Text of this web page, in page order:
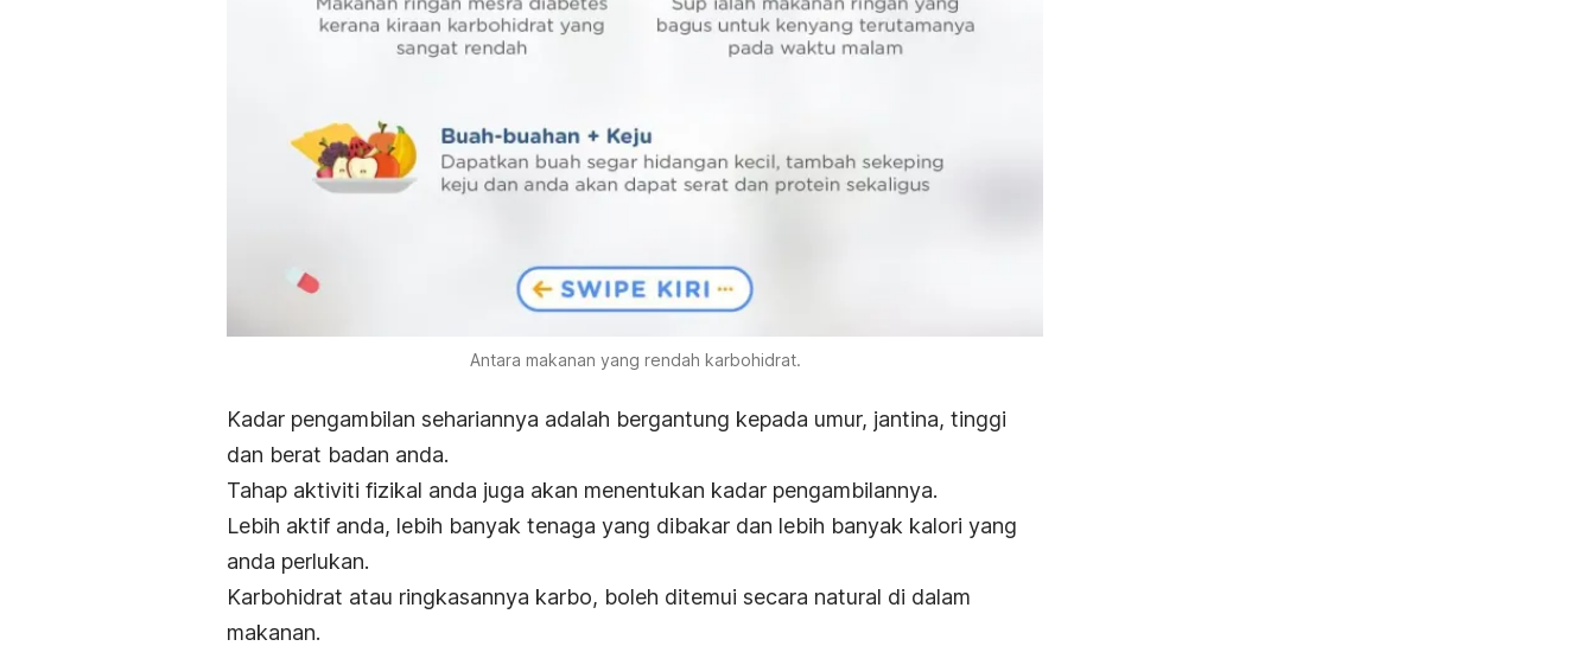
Antara makanan yang rendah karbohidrat.
Kadar pengambilan sehariannya adalah bergantung kepada umur, jantina, tinggi
dan berat badan anda.
Tahap aktiviti fizikal anda juga akan menentukan kadar pengambilannya.
Lebih aktif anda, lebih banyak tenaga yang dibakar dan lebih banyak kalori yang
anda perlukan.
Karbohidrat atau ringkasannya karbo, boleh ditemui secara natural di dalam
makanan.